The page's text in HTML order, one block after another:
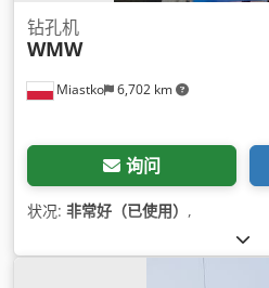
Miastko 6,702 km
钻孔机
WMW
询问
状况: 非常好（已使用） ,